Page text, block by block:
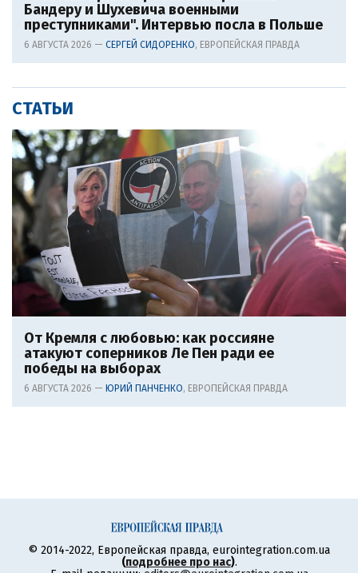
Бандеру и Шухевича военными
преступниками". Интервью посла в Польше
6 АВГУСТА 2026 — СЕРГЕЙ СИДОРЕНКО, ЕВРОПЕЙСКАЯ ПРАВДА
СТАТЬИ
От Кремля с любовью: как россияне
атакуют соперников Ле Пен ради ее
победы на выборах
6 АВГУСТА 2026 — ЮРИЙ ПАНЧЕНКО, ЕВРОПЕЙСКАЯ ПРАВДА
© 2014-2022, Европейская правда, eurointegration.com.ua
(подробнее про нас).